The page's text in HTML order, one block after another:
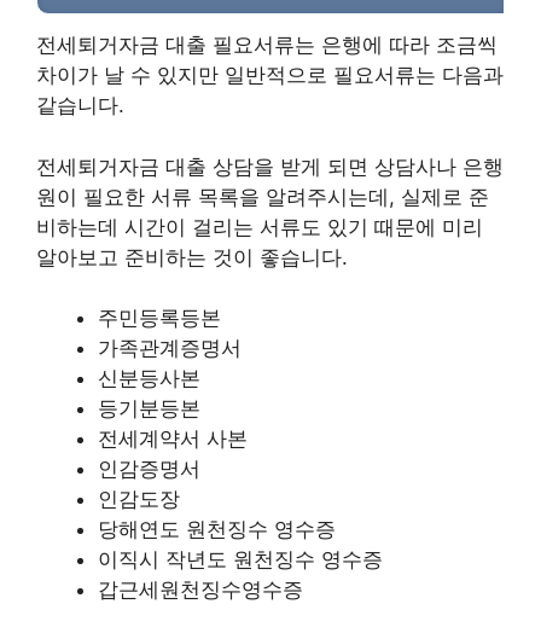
전세퇴거자금 대출 필요서류는 은행에 따라 조금씩
차이가 날 수 있지만 일반적으로 필요서류는 다음과
같습니다.
전세퇴거자금 대출 상담을 받게 되면 상담사나 은행
원이 필요한 서류 목록을 알려주시는데, 실제로 준
비하는데 시간이 걸리는 서류도 있기 때문에 미리
알아보고 준비하는 것이 좋습니다.
주민등록등본
가족관계증명서
신분등사본
등기분등본
전세계약서 사본
인감증명서
인감도장
당해연도 원천징수 영수증
이직시 작년도 원천징수 영수증
갑근세원천징수영수증